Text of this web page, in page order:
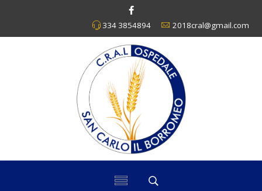
334 3854894 2018cral@gmail.com